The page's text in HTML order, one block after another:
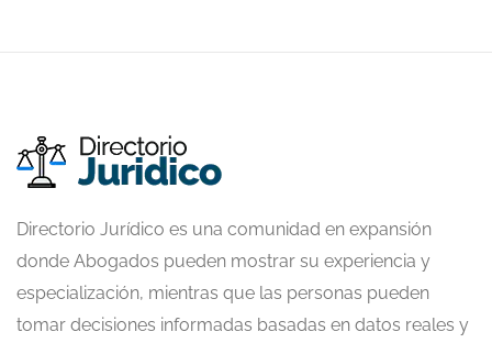
Directorio Jurídico es una comunidad en expansión
donde Abogados pueden mostrar su experiencia y
especialización, mientras que las personas pueden
tomar decisiones informadas basadas en datos reales y